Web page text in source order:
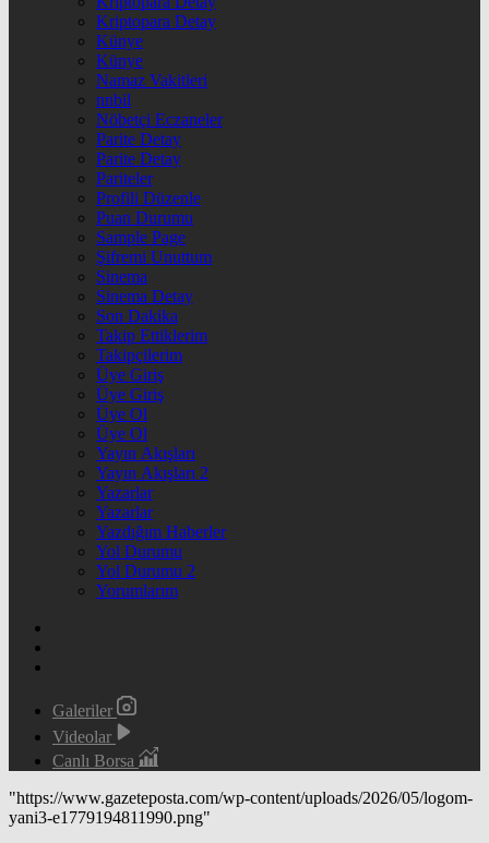
Kriptopara Detay
Künye
Künye
Namaz Vakitleri
nnbil
Nöbetçi Eczaneler
Parite Detay
Parite Detay
Pariteler
Profili Düzenle
Puan Durumu
Sample Page
Şifremi Unuttum
Sinema
Sinema Detay
Son Dakika
Takip Ettiklerim
Takipçilerim
Üye Giriş
Üye Giriş
Üye Ol
Üye Ol
Yayın Akışları
Yayın Akışları 2
Yazarlar
Yazarlar
Yazdığım Haberler
Yol Durumu
Yol Durumu 2
Yorumlarım
Galeriler
Videolar
Canlı Borsa
"https://www.gazeteposta.com/wp-content/uploads/2026/05/logom-
yani3-e1779194811990.png"